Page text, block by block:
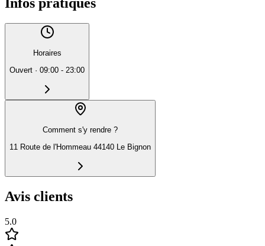
Horaires
Ouvert · 09:00 - 23:00
Comment s'y rendre ?
11 Route de l'Hommeau 44140 Le Bignon
Avis clients
5.0